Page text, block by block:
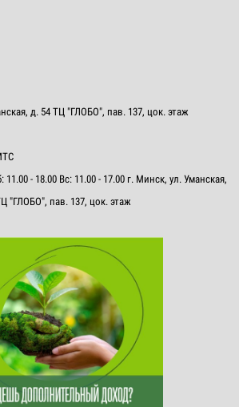
д. 54 ТЦ "ГЛОБО", пав. 137, цок. этаж
11.00 - 18.00 Вс: 11.00 - 17.00 г. Минск, ул. Уманская,
"ГЛОБО", пав. 137, цок. этаж